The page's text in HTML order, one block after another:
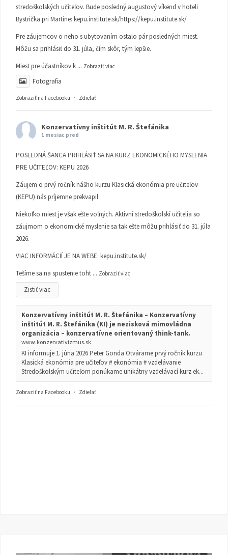
stredoškolských učiteľov. Bude posledný augustový víkend v hoteli
Bystrička pri Martine: kepu.institute.sk/https://kepu.institute.sk/
Pre záujemcov o neho s ubytovaním ostalo pár posledných miest.
Môžu sa prihlásiť do 31. júla, čím skôr, tým lepšie.
Miest pre účastníkov k ... Zobraziť viac
Fotografia
Zobraziť na Facebooku · Zdieľať
Konzervatívny inštitút M. R. Štefánika
1 mesiac pred
POSLEDNÁ ŠANCA PRIHLÁSIŤ SA NA KURZ EKONOMICKÉHO MYSLENIA
PRE UČITEĽOV: KEPU 2026
Záujem o prvý ročník nášho kurzu Klasická ekonómia pre učiteľov
(KEPU) nás príjemne prekvapil.
Niekoľko miest je však ešte voľných. Aktívni stredoškolskí učitelia so
záujmom o ekonomické myslenie sa tak ešte môžu prihlásiť do 31. júla
2026.
VIAC INFORMÁCIÍ JE NA WEBE: kepu.institute.sk/
Tešíme sa na spustenie toht ... Zobraziť viac
Zistiť viac
Konzervatívny inštitút M. R. Štefánika – Konzervatívny
inštitút M. R. Štefánika (KI) je nezisková mimovládna
organizácia – konzervatívne orientovaný think-tank.
www.konzervativizmus.sk
KI informuje 1. júna 2026 Peter Gonda Otvárame prvý ročník kurzu
Klasická ekonómia pre učiteľov # ekonómia # vzdelávanie
Stredoškolským učiteľom ponúkame unikátny vzdelávací kurz ek...
Zobraziť na Facebooku · Zdieľať